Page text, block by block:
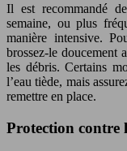
Il est recommandé
semaine, ou plus
manière intensive.
brossez-le doucement
les débris. Certains
l’eau tiède, mais
remettre en place.
Protection contre